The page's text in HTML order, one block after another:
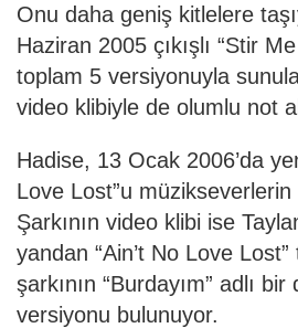
Onu daha geniş kitlelere
Haziran 2005 çıkışlı “Stir
toplam 5 versiyonuyla
video klibiyle de olumlu not
Hadise, 13 Ocak 2006’da
Love Lost”u
Şarkının video klibi ise
yandan “Ain’t No Love Lost”
şarkının “Burdayım” adlı
versiyonu bulunuyor.